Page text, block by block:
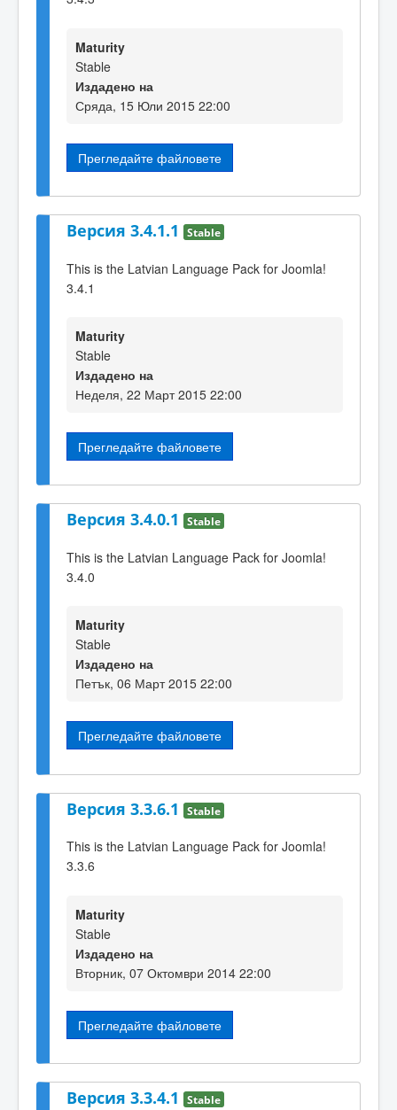
Maturity
Stable
Издадено на
Сряда, 15 Юли 2015 22:00
Прегледайте файловете
Версия 3.4.1.1 Stable
This is the Latvian Language Pack for Joomla!
3.4.1
Maturity
Stable
Издадено на
Неделя, 22 Март 2015 22:00
Прегледайте файловете
Версия 3.4.0.1 Stable
This is the Latvian Language Pack for Joomla!
3.4.0
Maturity
Stable
Издадено на
Петък, 06 Март 2015 22:00
Прегледайте файловете
Версия 3.3.6.1 Stable
This is the Latvian Language Pack for Joomla!
3.3.6
Maturity
Stable
Издадено на
Вторник, 07 Октомври 2014 22:00
Прегледайте файловете
Версия 3.3.4.1 Stable